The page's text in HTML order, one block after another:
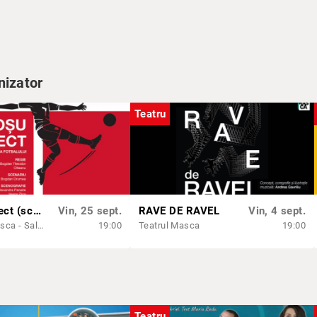
până să treacă urgia, în inima pădurii.
reconfigurare, queerificare, maximalizare, aliere, sărbătoare. O
explorăm și nuanțăm performativitatea identității de gen,
binarități și contraste. Este un spectacol de teatru queer & allies care
de gen non-conforme se confruntă zilnic, în fiecare moment, cu ele
Georgescu
Roșu Direct (scene de la marginea fotbalului)
Teatrul Masca - Sala de Cartier
Vin, 25 sept.
19:00
Teatru
RAVE DE RAVEL
Teatrul Masca
Vin, 4 sept.
19:00